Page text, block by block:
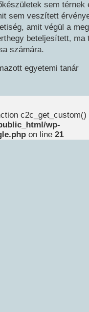
sem térnek
sem veszített
amit végül a
beteljesített, ma
számára.
egyetemi tanár
c2c_get_custom()
wp-
on line 21